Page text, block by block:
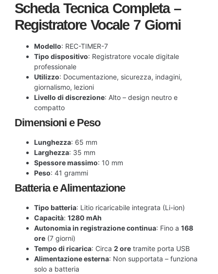
Scheda Tecnica Completa –
Registratore Vocale 7 Giorni
Modello: REC-TIMER-7
Tipo dispositivo: Registratore vocale digitale
professionale
Utilizzo: Documentazione, sicurezza, indagini,
giornalismo, lezioni
Livello di discrezione: Alto – design neutro e
compatto
Dimensioni e Peso
Lunghezza: 65 mm
Larghezza: 35 mm
Spessore massimo: 10 mm
Peso: 41 grammi
Batteria e Alimentazione
Tipo batteria: Litio ricaricabile integrata (Li-ion)
Capacità: 1280 mAh
Autonomia in registrazione continua: Fino a 168
ore (7 giorni)
Tempo di ricarica: Circa 2 ore tramite porta USB
Alimentazione esterna: Non supportata – funziona
solo a batteria